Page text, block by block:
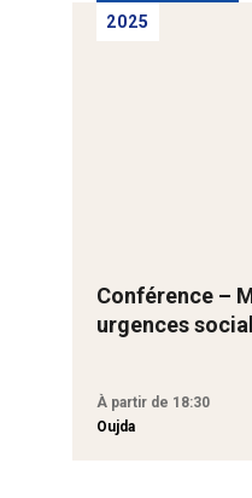
2025
Conférence –
urgences
À partir de 18:30
Oujda